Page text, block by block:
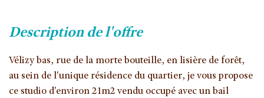
description de l'offre
Vélizy bas, rue de la morte bouteille, en lisière de forêt,
au sein de l'unique résidence du quartier, je vous propose
ce studio d'environ 21m2 vendu occupé avec un bail